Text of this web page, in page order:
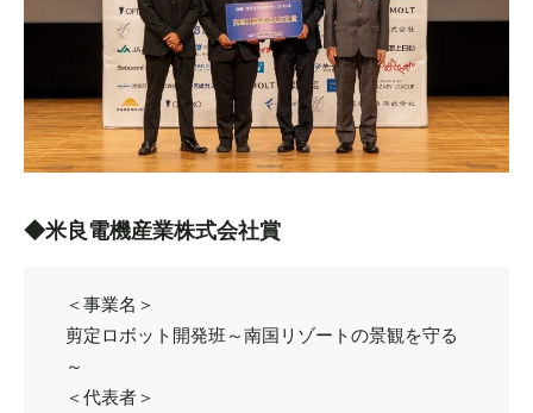
◆米良電機産業株式会社賞
＜事業名＞
剪定ロボット開発班～南国リゾートの景観を守る
～
＜代表者＞